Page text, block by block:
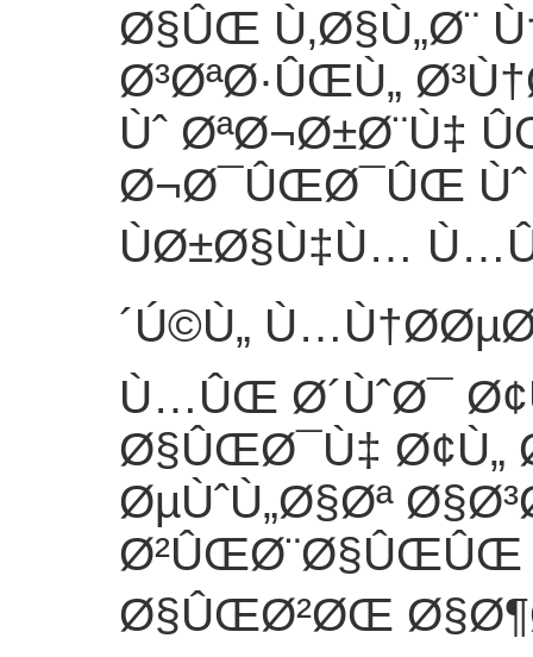
Ø§ÛŒ Ù‚Ø§Ù„Ø¨
Ø³ØªØ·ÛŒÙ„
Ùˆ ØªØ¬Ø±Ø¨Ù‡
Ø¬Ø¯ÛŒØ¯ÛŒ
ÙØ±Ø§Ù‡Ù…
´Ú©Ù„
Ù…ÛŒ Ø´ÙˆØ¯
Ø§ÛŒØ¯Ù‡
ØµÙˆÙ„Ø§Øª
Ø§ÛŒØ²ØŒ